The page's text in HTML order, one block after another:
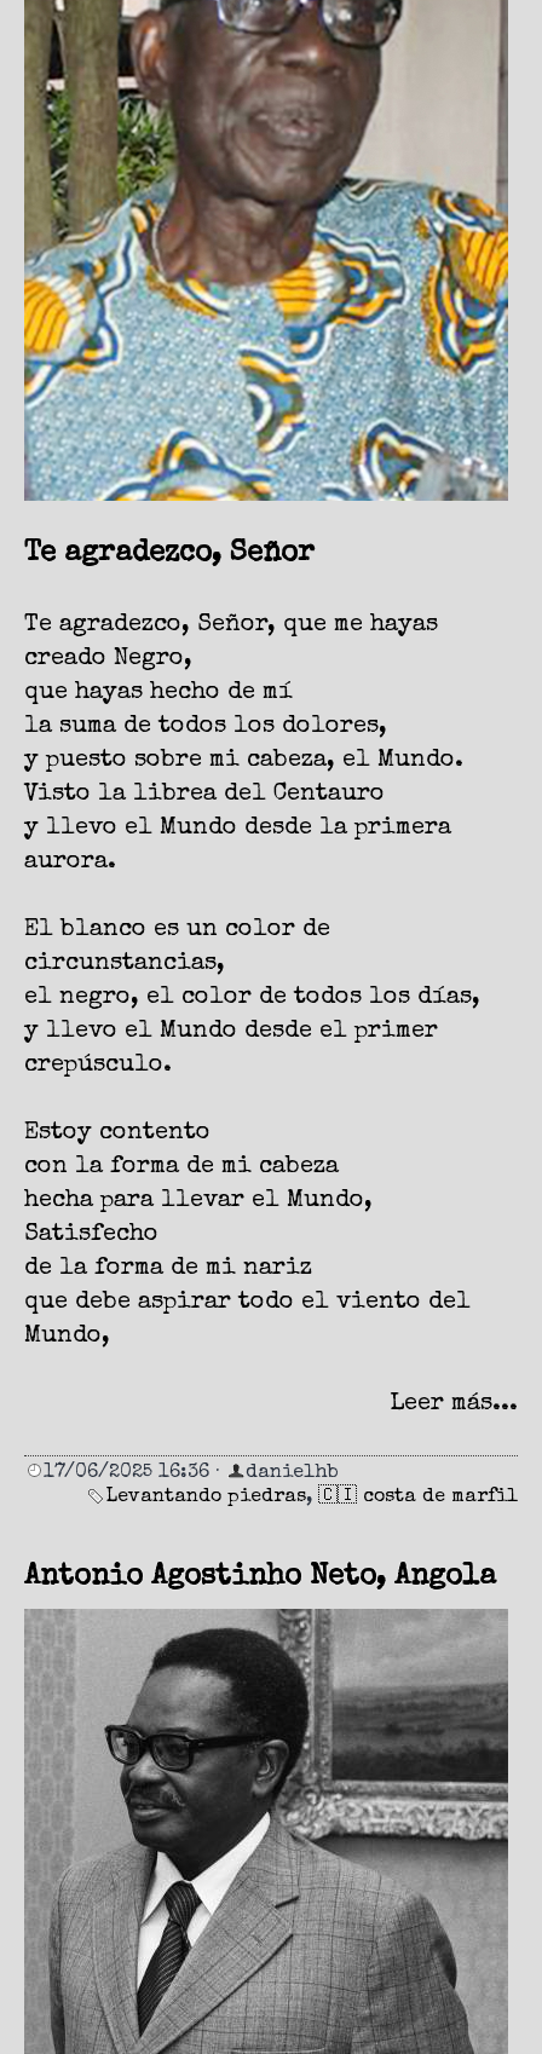
Te agradezco, Señor
Te agradezco, Señor, que me hayas
creado Negro,
que hayas hecho de mí
la suma de todos los dolores,
y puesto sobre mi cabeza, el Mundo.
Visto la librea del Centauro
y llevo el Mundo desde la primera
aurora.
El blanco es un color de
circunstancias,
el negro, el color de todos los días,
y llevo el Mundo desde el primer
crepúsculo.
Estoy contento
con la forma de mi cabeza
hecha para llevar el Mundo,
Satisfecho
de la forma de mi nariz
que debe aspirar todo el viento del
Mundo,
Leer más...
17/06/2025 16:36 ·
danielhb
Levantando piedras, 🇨🇮 costa de marfil
Antonio Agostinho Neto, Angola